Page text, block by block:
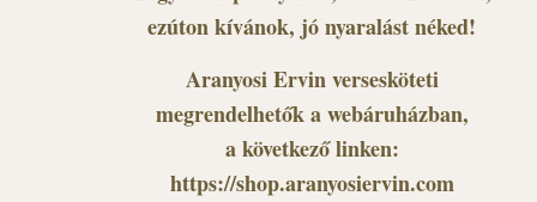
ezúton kívánok, jó nyaralást néked!
Aranyosi Ervin versesköteti
megrendelhetők a webáruházban,
a következő linken:
https://shop.aranyosiervin.com